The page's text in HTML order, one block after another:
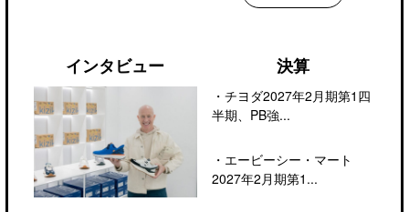
インタビュー 決算
・ チヨダ2027年2月期第1四
半期、PB強...
・ エービーシー・マート
2027年2月期第1...